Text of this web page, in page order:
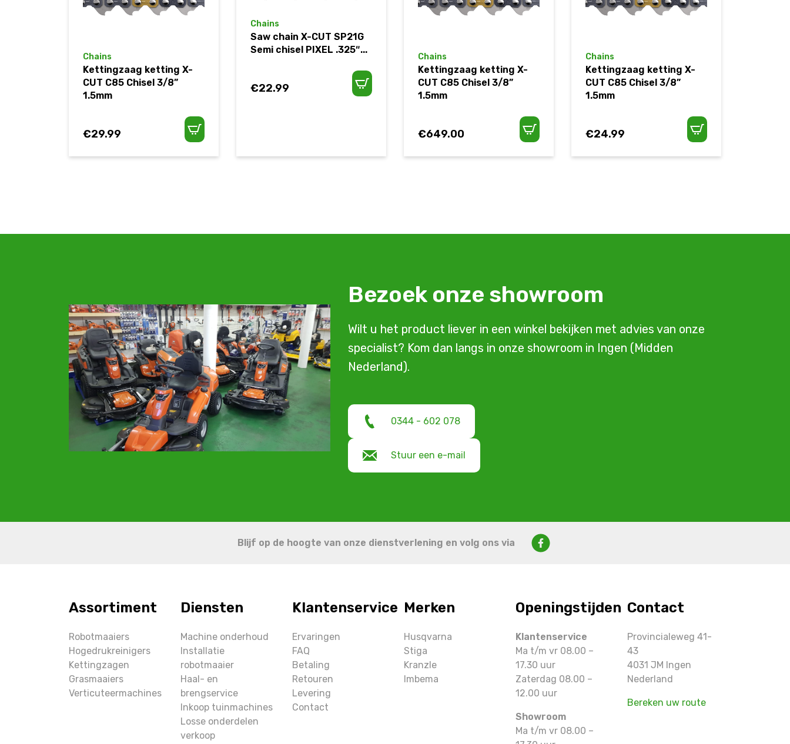
Chains
Kettingzaag ketting X-
CUT C85 Chisel 3/8”
1.5mm
€29.99
Chains
Saw chain X-CUT SP21G
Semi chisel PIXEL .325″...
€22.99
Chains
Kettingzaag ketting X-
CUT C85 Chisel 3/8”
1.5mm
€649.00
Chains
Kettingzaag ketting X-
CUT C85 Chisel 3/8”
1.5mm
€24.99
Bezoek onze showroom
Wilt u het product liever in een winkel bekijken met advies van onze
specialist? Kom dan langs in onze showroom in Ingen (Midden
Nederland).
0344 - 602 078
Stuur een e-mail
Blijf op de hoogte van onze dienstverlening en volg ons via
Assortiment
Robotmaaiers
Hogedrukreinigers
Kettingzagen
Grasmaaiers
Verticuteermachines
Diensten
Machine onderhoud
Installatie
robotmaaier
Haal- en
brengservice
Inkoop tuinmachines
Losse onderdelen
verkoop
Klantenservice
Ervaringen
FAQ
Betaling
Retouren
Levering
Contact
Merken
Husqvarna
Stiga
Kranzle
Imbema
Openingstijden
Klantenservice
Ma t/m vr 08.00 –
17.30 uur
Zaterdag 08.00 –
12.00 uur
Showroom
Ma t/m vr 08.00 –
Contact
Provincialeweg 41-
43
4031 JM Ingen
Nederland
Bereken uw route